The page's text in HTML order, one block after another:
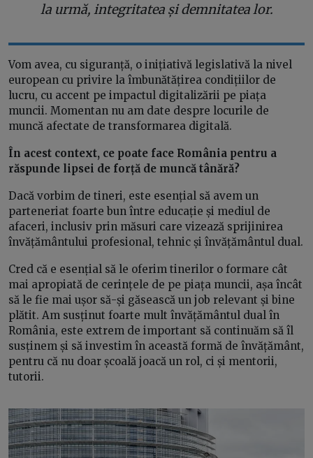
la urmă, integritatea și demnitatea lor.
Vom avea, cu siguranță, o inițiativă legislativă la nivel
european cu privire la îmbunătățirea condițiilor de
lucru, cu accent pe impactul digitalizării pe piața
muncii. Momentan nu am date despre locurile de
muncă afectate de transformarea digitală.
În acest context, ce poate face România pentru a
răspunde lipsei de forță de muncă tânără?
Dacă vorbim de tineri, este esențial să avem un
parteneriat foarte bun între educație și mediul de
afaceri, inclusiv prin măsuri care vizează sprijinirea
învățământului profesional, tehnic și învățământul dual.
Cred că e esențial să le oferim tinerilor o formare cât
mai apropiată de cerințele de pe piața muncii, așa încât
să le fie mai ușor să-și găsească un job relevant și bine
plătit. Am susținut foarte mult învățământul dual în
România, este extrem de important să continuăm să îl
susținem și să investim în această formă de învățământ,
pentru că nu doar școală joacă un rol, ci și mentorii,
tutorii.